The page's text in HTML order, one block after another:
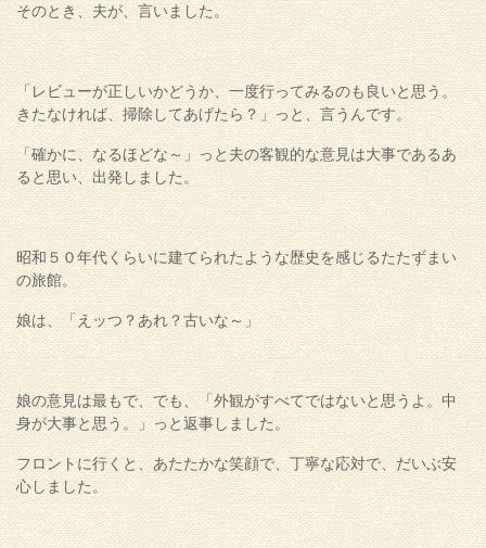
そのとき、夫が、言いました。
「レビューが正しいかどうか、一度行ってみるのも良いと思う。
きたなければ、掃除してあげたら？」っと、言うんです。
「確かに、なるほどな～」っと夫の客観的な意見は大事であるあ
ると思い、出発しました。
昭和５０年代くらいに建てられたような歴史を感じるたたずまい
の旅館。
娘は、「えッつ？あれ？古いな～」
娘の意見は最もで、でも、「外観がすべてではないと思うよ。中
身が大事と思う。」っと返事しました。
フロントに行くと、あたたかな笑顔で、丁寧な応対で、だいぶ安
心しました。